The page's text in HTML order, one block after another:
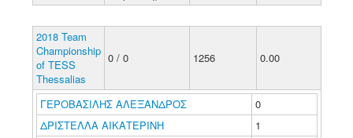
2018 Team
Championship
of TESS
Thessalias
0 / 0 1256 0.00
ΓΕΡΟΒΑΣΙΛΗΣ ΑΛΕΞΑΝΔΡΟΣ
0
ΔΡΙΣΤΕΛΛΑ ΑΙΚΑΤΕΡΙΝΗ
1